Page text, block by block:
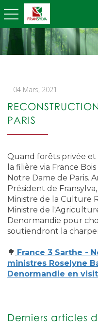
toggle navigation
04 Mars, 2021
PARIS
Quand forêts privée
la filière via France
Notre Dame de Paris.
Président de
Ministre de la Culture
Ministre de
Denormandie pour
soutiendront la
🌳 France 3 Sarthe -
ministres Roselyne
Denormandie en
Derniers articles